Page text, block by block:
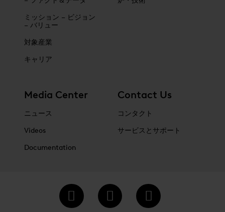
ミッション – ビジョン
– バリュー
対象産業
キャリア
Media Center
ニュース
Videos
Documentation
Contact Us
コンタクト
サービスとサポート